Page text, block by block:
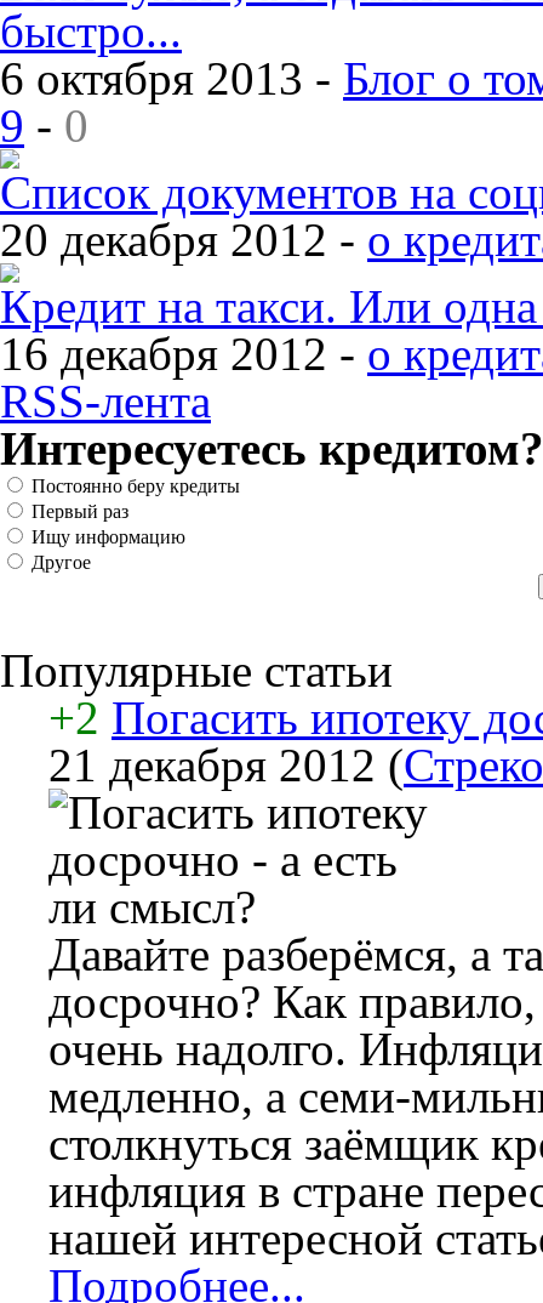
быстро...
6 октября 2013 - Блог о
9 - 0
Список документов на
20 декабря 2012 - о
Кредит на такси. Или
16 декабря 2012 - о
RSS-лента
Интересуетесь кредитом?
Постоянно беру кредиты
Первый раз
Ищу информацию
Другое
Популярные статьи
+2 Погасить ипотеку
21 декабря 2012 (
Давайте разберёмся, а
досрочно? Как
очень надолго.
медленно, а семи-
столкнуться заёмщик
инфляция в стране
нашей интересной
Подробнее...